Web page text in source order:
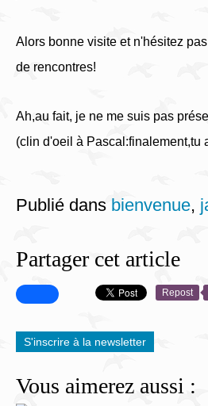
Alors bonne visite et n'hésitez
de rencontres!
Ah,au fait, je ne me suis pas
(clin d'oeil à Pascal:finalement,tu
Publié dans bienvenue,
Partager cet article
Repost
S'inscrire à la newsletter
Vous aimerez aussi :